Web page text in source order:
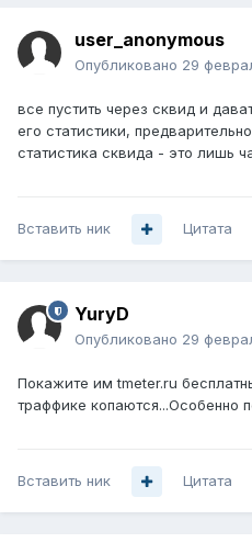
user_anonymous
Опубликовано 29
все пустить через сквид и
его статистики,
статистика сквида - это лишь
Вставить ник Цитата
YuryD
Опубликовано 29
Покажите им tmeter.ru
траффике копаются...Особенно
Вставить ник Цитата